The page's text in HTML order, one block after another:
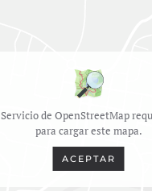
Servicio de OpenStreetMap
para cargar este mapa.
ACEPTAR